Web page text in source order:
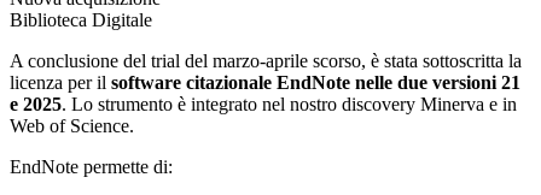
Biblioteca Digitale
A conclusione del trial del marzo-aprile scorso, è stata sottoscritta la
licenza per il software citazionale EndNote nelle due versioni 21
e 2025. Lo strumento è integrato nel nostro discovery Minerva e in
Web of Science.
EndNote permette di: